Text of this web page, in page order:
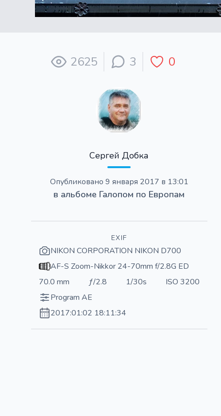
2625 3 0
Сергей Добка
Опубликовано 9 января 2017 в 13:01
в альбоме Галопом по Европам
EXIF
NIKON CORPORATION NIKON D700
AF-S Zoom-Nikkor 24-70mm f/2.8G ED
70.0 mm
ƒ/2.8 1/30s
ISO 3200
Program AE
2017:01:02 18:11:34